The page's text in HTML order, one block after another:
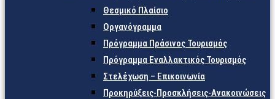
Θεσμικό Πλαίσιο
Οργανόγραμμα
Πρόγραμμα Πράσινος Τουρισμός
Πρόγραμμα Εναλλακτικός Τουρισμός
Στελέχωση – Επικοινωνία
Προκηρύξεις-Προσκλήσεις-Ανακοινώσεις